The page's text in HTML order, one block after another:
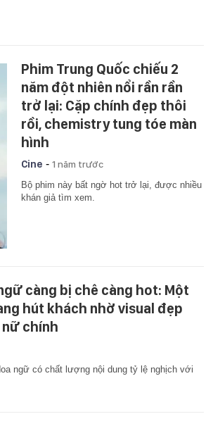
Phim Trung Quốc chiếu 2
năm đột nhiên nổi rần rần
trở lại: Cặp chính đẹp thôi
rồi, chemistry tung tóe màn
hình
Cine - 1 năm trước
Bộ phim này bất ngờ hot trở lại, được nhiều
khán giả tìm xem.
càng bị chê càng hot: Một
hút khách nhờ visual đẹp
chính
ngữ có chất lượng nội dung tỷ lệ nghịch với